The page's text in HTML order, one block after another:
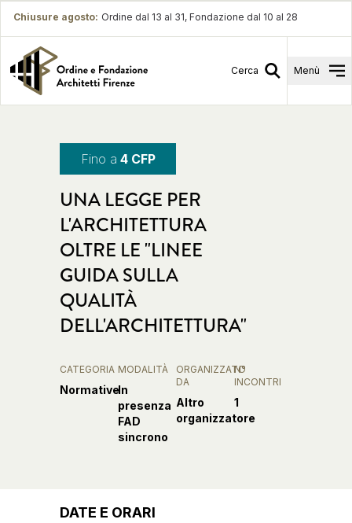
Chiusure agosto: Ordine dal 13 al 31, Fondazione dal 10 al 28
Cerca Menù
Fino a 4 CFP
UNA LEGGE PER
L'ARCHITETTURA
OLTRE LE "LINEE
GUIDA SULLA
QUALITÀ
DELL'ARCHITETTURA"
CATEGORIA
Normative
MODALITÀ
In
presenza
FAD
sincrono
ORGANIZZATO
DA
Altro
organizzatore
N°
INCONTRI
1
DATE E ORARI